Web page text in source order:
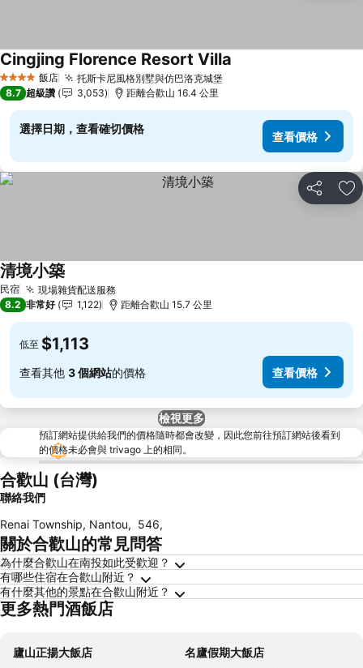
4 星級 飯店 托斯卡尼風格別墅與仿巴洛克城堡查看價格
Cingjing Florence Resort Villa
8.7 超級讚 3,053 距離合歡山 16.4 公里
選擇日期，查看確切價格
查看價格
分享 加
民宿 現場雜貨配送服務
清境小築查看價格
8.2 非常好 1,122 距離合歡山 15.7 公里
低至 $1,113
查看其他 3 個網站的價格 查看價格
檢視更多
預訂網站提供給我們的價格隨時都會改變，因此您前往預訂網站後看到
的價格未必會與 trivago 上的相同。
合歡山 (台灣)
聯絡我們
Renai Township, Nantou, 546,
關於合歡山的常見問答
為什麼合歡山在南投如此受歡迎？
有哪些住宿在合歡山附近？
有什麼其他的景點在合歡山附近？
更多熱門酒飯店
廬山正揚大飯店
名廬假期大飯店